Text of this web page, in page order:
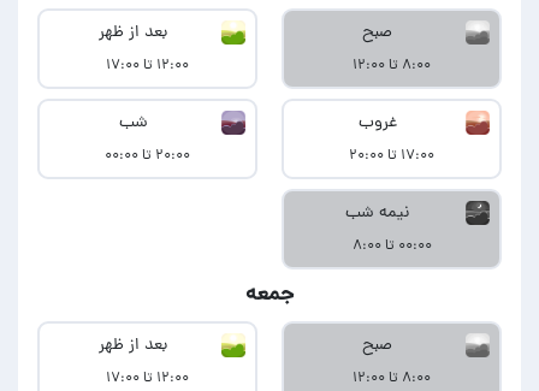
صبح
۸:۰۰ تا ۱۲:۰۰
بعد از ظهر
۱۲:۰۰ تا ۱۷:۰۰
غروب
۱۷:۰۰ تا ۲۰:۰۰
شب
۲۰:۰۰ تا ۰۰:۰۰
نیمه شب
۰۰:۰۰ تا ۸:۰۰
جمعه
صبح
۸:۰۰ تا ۱۲:۰۰
بعد از ظهر
۱۲:۰۰ تا ۱۷:۰۰